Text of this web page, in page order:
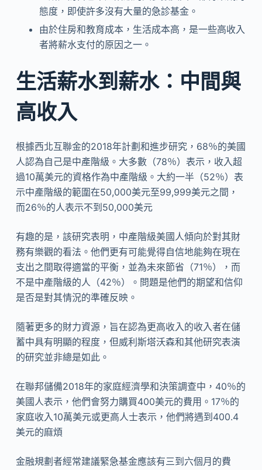
態度，即使許多沒有大量的急診基金。
由於住房和教育成本，生活成本高，是一些高收入
者將薪水支付的原因之一。
生活薪水到薪水：中間與
高收入
根據西北互聯金的2018年計劃和進步研究，68％的美國
人認為自己是中產階級。大多數（78％）表示，收入超
過10萬美元的資格作為中產階級。大約一半（52％）表
示中產階級的範圍在50,000美元至99,999美元之間，
而26％的人表示不到50,000美元
有趣的是，該研究表明，中產階級美國人傾向於對其財
務有樂觀的看法。他們更有可能覺得自信地能夠在現在
支出之間取得適當的平衡，並為未來節省（71％），而
不是中產階級的人（42％）。問題是他們的期望和信仰
是否是對其情況的準確反映。
隨著更多的財力資源，旨在認為更高收入的收入者在儲
蓄中具有明顯的程度，但威利斯塔沃森和其他研究表演
的研究並非總是如此。
在聯邦儲備2018年的家庭經濟學和決策調查中，40％的
美國人表示，他們會努力購買400美元的費用。17％的
家庭收入10萬美元或更高人士表示，他們將遇到400.4
美元的麻煩
金融規劃者經常建議緊急基金應該有三到六個月的費